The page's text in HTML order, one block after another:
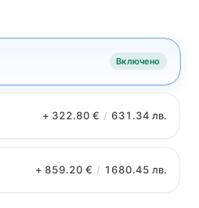
Включено
+ 322.80 € / 631.34 лв.
+ 859.20 € / 1680.45 лв.